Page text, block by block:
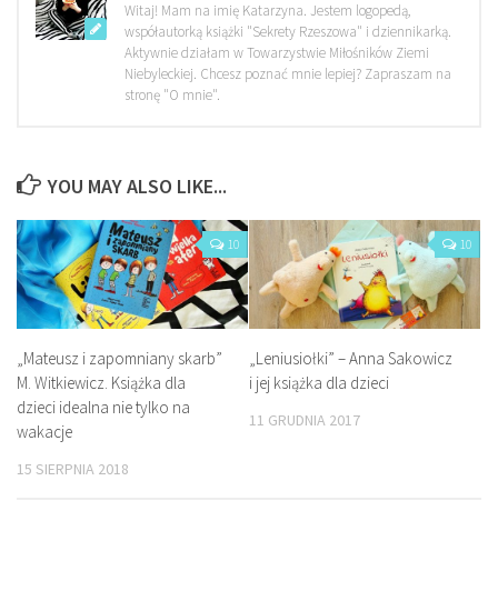
Witaj! Mam na imię Katarzyna. Jestem logopedą,
współautorką książki "Sekrety Rzeszowa" i dziennikarką.
Aktywnie działam w Towarzystwie Miłośników Ziemi
Niebyleckiej. Chcesz poznać mnie lepiej? Zapraszam na
stronę "O mnie".
YOU MAY ALSO LIKE...
10
„Mateusz i zapomniany skarb”
M. Witkiewicz. Książka dla
dzieci idealna nie tylko na
wakacje
15 SIERPNIA 2018
10
„Leniusiołki” – Anna Sakowicz
i jej książka dla dzieci
11 GRUDNIA 2017